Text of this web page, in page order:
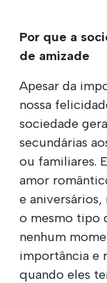
Por que a
de amizade
Apesar da
nossa
sociedade
secundárias
ou familiares.
amor
e aniversários,
o mesmo tipo
nenhum
importância e
quando eles